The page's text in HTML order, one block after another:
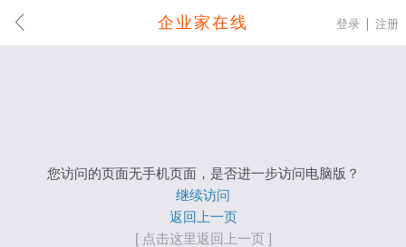
企业家在线 登录 注册
您访问的页面无手机页面，是否进一步访问电脑版？
继续访问
返回上一页
[ 点击这里返回上一页 ]